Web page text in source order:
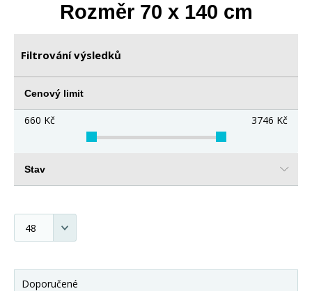
Rozměr 70 x 140 cm
Filtrování výsledků
Cenový limit
660 Kč 3746 Kč
Stav
Doporučené